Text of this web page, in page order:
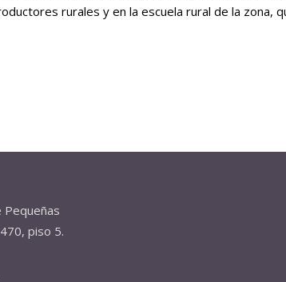
rurales y en la escuela rural de la zona,
Pequeñas
piso 5.